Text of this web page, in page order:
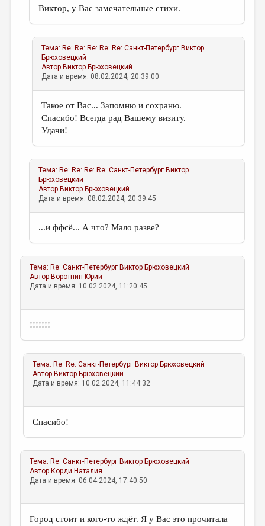
Виктор, у Вас замечательные стихи.
Тема: Re: Re: Re: Re: Re: Санкт-Петербург Виктор
Брюховецкий
Автор Виктор Брюховецкий
Дата и время: 08.02.2024, 20:39:00
Такое от Вас... Запомню и сохраню.
Спасибо! Всегда рад Вашему визиту.
Удачи!
Тема: Re: Re: Re: Re: Санкт-Петербург Виктор
Брюховецкий
Автор Виктор Брюховецкий
Дата и время: 08.02.2024, 20:39:45
...и ффсё... А что? Мало разве?
Тема: Re: Санкт-Петербург Виктор Брюховецкий
Автор Воротнин Юрий
Дата и время: 10.02.2024, 11:20:45
!!!!!!!
Тема: Re: Re: Санкт-Петербург Виктор Брюховецкий
Автор Виктор Брюховецкий
Дата и время: 10.02.2024, 11:44:32
Спасибо!
Тема: Re: Санкт-Петербург Виктор Брюховецкий
Автор Корди Наталия
Дата и время: 06.04.2024, 17:40:50
Город стоит и кого-то ждёт. Я у Вас это прочитала